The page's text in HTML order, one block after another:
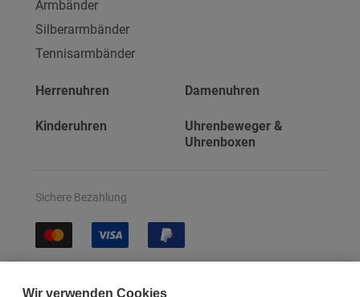
Armbänder
Silberarmbänder
Tennisarmbänder
Herrenuhren Damenuhren
Kinderuhren
Uhrenbeweger &
Uhrenboxen
Sichere Bezahlung
Wir verwenden Cookies